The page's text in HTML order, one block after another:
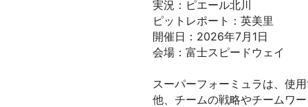
実況：ピエール北川
ピットレポート：英美里
開催日：2026年7月1日
会場：富士スピードウェイ
スーパーフォーミュラは、使
他、チームの戦略やチームワ